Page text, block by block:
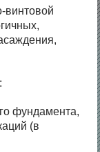
винтовой
фундамента,
(в